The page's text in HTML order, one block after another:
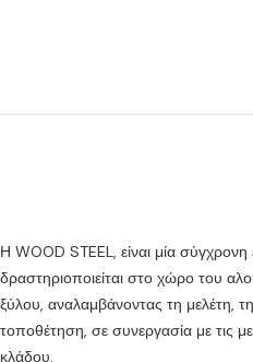
Η WOOD STEEL, είναι μία σύγχρονη
δραστηριοποιείται στο χώρο του
ξύλου, αναλαμβάνοντας τη μελέτη,
τοποθέτηση, σε συνεργασία με τις
κλάδου.